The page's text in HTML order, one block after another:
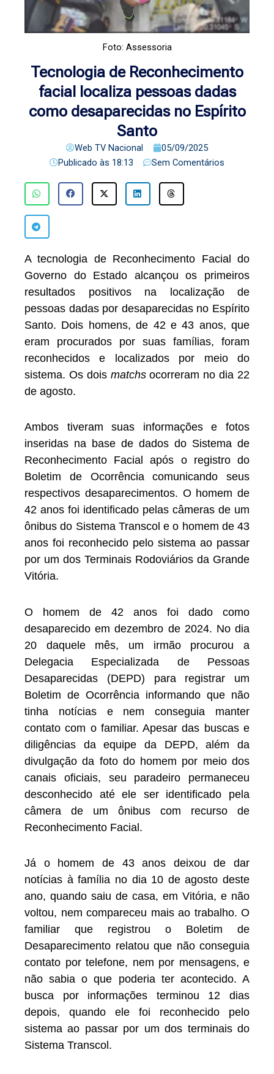
Foto: Assessoria
Tecnologia de Reconhecimento
facial localiza pessoas dadas
como desaparecidas no Espírito
Santo
Web TV Nacional
05/09/2025
Publicado às 18:13 Sem Comentários
A tecnologia de Reconhecimento Facial do
Governo do Estado alcançou os primeiros
resultados positivos na localização de
pessoas dadas por desaparecidas no Espírito
Santo. Dois homens, de 42 e 43 anos, que
eram procurados por suas famílias, foram
reconhecidos e localizados por meio do
sistema. Os dois matchsocorreram no dia 22
de agosto.
Ambos tiveram suas informações e fotos
inseridas na base de dados do Sistema de
Reconhecimento Facial após o registro do
Boletim de Ocorrência comunicando seus
respectivos desaparecimentos. O homem de
42 anos foi identificado pelas câmeras de um
ônibus do Sistema Transcol e o homem de 43
anos foi reconhecido pelo sistema ao passar
por um dos Terminais Rodoviários da Grande
Vitória.
O homem de 42 anos foi dado como
desaparecido em dezembro de 2024. No dia
20 daquele mês, um irmão procurou a
Delegacia Especializada de Pessoas
Desaparecidas (DEPD) para registrar um
Boletim de Ocorrência informando que não
tinha notícias e nem conseguia manter
contato com o familiar. Apesar das buscas e
diligências da equipe da DEPD, além da
divulgação da foto do homem por meio dos
canais oficiais, seu paradeiro permaneceu
desconhecido até ele ser identificado pela
câmera de um ônibus com recurso de
Reconhecimento Facial.
Já o homem de 43 anos deixou de dar
notícias à família no dia 10 de agosto deste
ano, quando saiu de casa, em Vitória, e não
voltou, nem compareceu mais ao trabalho. O
familiar que registrou o Boletim de
Desaparecimento relatou que não conseguia
contato por telefone, nem por mensagens, e
não sabia o que poderia ter acontecido. A
busca por informações terminou 12 dias
depois, quando ele foi reconhecido pelo
sistema ao passar por um dos terminais do
Sistema Transcol.